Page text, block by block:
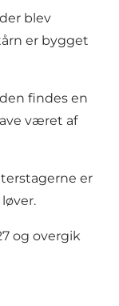
blev
er bygget
findes en
været af
er
og overgik